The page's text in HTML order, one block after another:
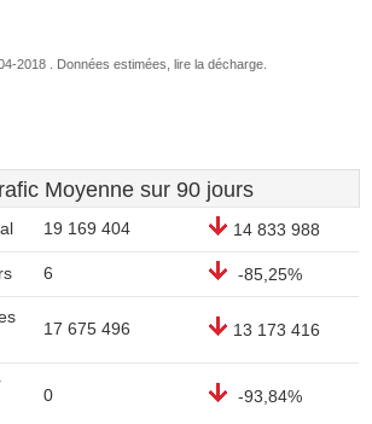
2018 . Données estimées, lire la décharge.
Moyenne sur 90 jours
19 169 404 14 833 988
6 -85,25%
17 675 496 13 173 416
0 -93,84%